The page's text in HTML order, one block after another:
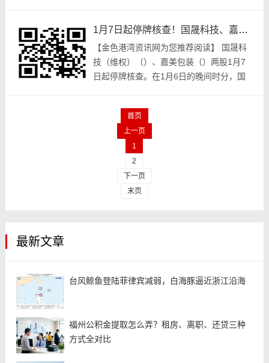
1月7日起停牌核查！国晟科技、嘉美包装股票交易波动大
【金色港‮资湾‬讯网‮您为‬推荐‮读阅‬】 国晟科
技（维权）（）、嘉美‮装包‬（）两股1月7
日起‮牌停‬核查。在1月6日的‮时间晚‬分，国
首页
上一页
1
2
下一页
末页
最新文章
台风鲸鱼登陆菲律宾减弱，白海豚逼近浙江沿海
福州公积金提取怎么弄？租房、离职、还贷三种
方式全对比